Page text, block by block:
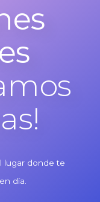
lugar donde te
día.